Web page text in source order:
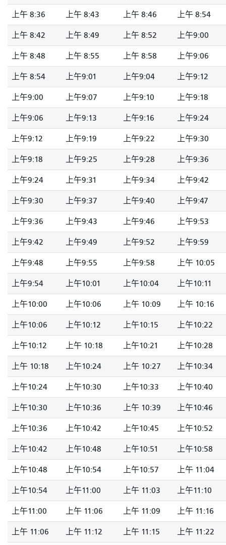
上午 8:36 上午 8:43 上午 8:46 上午 8:54
上午 8:42 上午 8:49 上午 8:52 上午9:00
上午 8:48 上午 8:55 上午 8:58 上午9:06
上午 8:54 上午9:01 上午9:04 上午9:12
上午9:00 上午9:07 上午9:10 上午9:18
上午9:06 上午9:13 上午9:16 上午9:24
上午9:12 上午9:19 上午9:22 上午9:30
上午9:18 上午9:25 上午9:28 上午9:36
上午9:24 上午9:31 上午9:34 上午9:42
上午9:30 上午9:37 上午9:40 上午9:47
上午9:36 上午9:43 上午9:46 上午9:53
上午9:42 上午9:49 上午9:52 上午9:59
上午9:48 上午9:55 上午9:58 上午 10:05
上午9:54 上午10:01 上午10:04 上午10:11
上午10:00 上午10:06 上午 10:09 上午 10:16
上午10:06 上午10:12 上午10:15 上午10:22
上午10:12 上午 10:18 上午10:21 上午10:28
上午 10:18 上午10:24 上午 10:27 上午10:34
上午10:24 上午10:30 上午10:33 上午10:40
上午10:30 上午10:36 上午 10:39 上午10:46
上午10:36 上午10:42 上午10:45 上午10:52
上午10:42 上午10:48 上午10:51 上午10:58
上午10:48 上午10:54 上午10:57 上午 11:04
上午10:54 上午11:00 上午 11:03 上午11:10
上午11:00 上午 11:06 上午 11:09 上午 11:16
上午 11:06 上午 11:12 上午 11:15 上午 11:22